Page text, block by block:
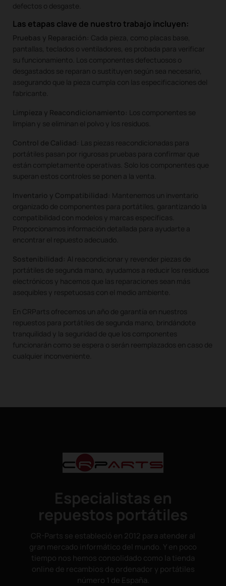
defectos o desgaste.
Las etapas clave de nuestro trabajo incluyen:
Pruebas y Reparación: Cada pieza, como placas base,
pantallas, teclados o ventiladores, es probada para verificar
su funcionamiento. Los componentes defectuosos o
desgastados se reparan o sustituyen según sea necesario,
asegurando que la pieza cumpla con las especificaciones del
fabricante.
Limpieza y Reacondicionamiento:
Los componentes se
limpian y se eliminan el polvo y los residuos.
Control de Calidad:
Las piezas reacondicionadas para
portátiles pasan por rigurosas pruebas para confirmar que
están completamente operativas. Solo los componentes que
superan estos controles se ponen a la venta.
Inventario y Compatibilidad: Mantenemos un inventario
organizado de componentes para portátiles, garantizando la
compatibilidad con modelos y marcas específicas.
Proporcionamos información detallada para ayudarte a
encontrar el repuesto adecuado.
Sostenibilidad: Al reacondicionar y revender piezas de
portátiles de segunda mano, ayudamos a reducir los residuos
electrónicos y hacemos que las reparaciones sean más
asequibles y respetuosas con el medio ambiente.
En CRParts ofrecemos un año de garantía en nuestros
repuestos para portátiles de segunda mano, brindándote
tranquilidad y la seguridad de que los componentes
funcionarán como se espera o serán reemplazados en caso de
cualquier inconveniente.
Especialistas en
repuestos portátiles
CR-Parts se estableció en 2012 para atender al
gran mercado informático del mundo. Y en poco
tiempo nos hemos consolidado como la tienda
online de recambios de ordenador y portátiles
número 1 de España.